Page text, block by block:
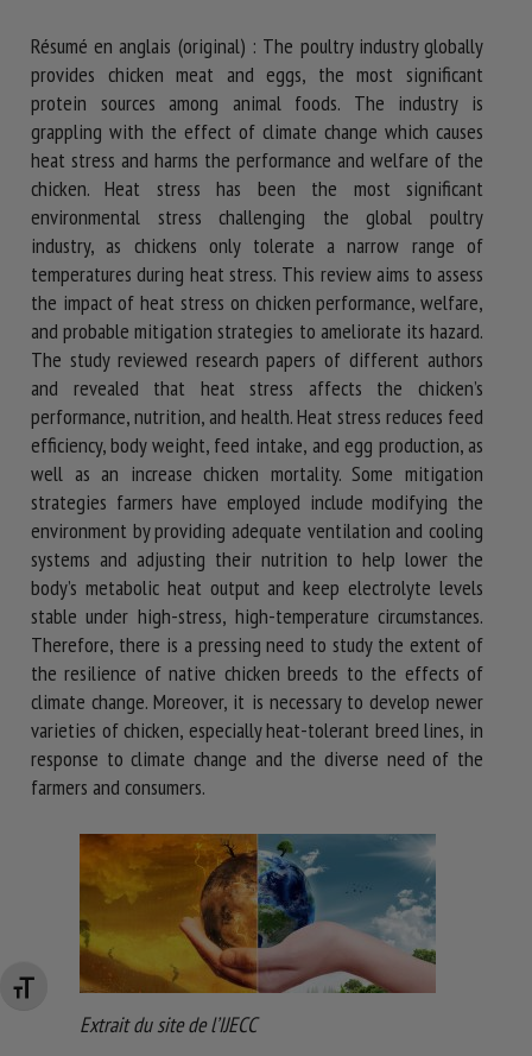
Changer la taille de la police
Résumé en anglais (original) : The poultry industry globally
provides chicken meat and eggs, the most significant
protein sources among animal foods. The industry is
grappling with the effect of climate change which causes
heat stress and harms the performance and welfare of the
chicken. Heat stress has been the most significant
environmental stress challenging the global poultry
industry, as chickens only tolerate a narrow range of
temperatures during heat stress. This review aims to assess
the impact of heat stress on chicken performance, welfare,
and probable mitigation strategies to ameliorate its hazard.
The study reviewed research papers of different authors
and revealed that heat stress affects the chicken’s
performance, nutrition, and health. Heat stress reduces feed
efficiency, body weight, feed intake, and egg production, as
well as an increase chicken mortality. Some mitigation
strategies farmers have employed include modifying the
environment by providing adequate ventilation and cooling
systems and adjusting their nutrition to help lower the
body’s metabolic heat output and keep electrolyte levels
stable under high-stress, high-temperature circumstances.
Therefore, there is a pressing need to study the extent of
the resilience of native chicken breeds to the effects of
climate change. Moreover, it is necessary to develop newer
varieties of chicken, especially heat-tolerant breed lines, in
response to climate change and the diverse need of the
farmers and consumers.
Extrait du site de l’IJECC